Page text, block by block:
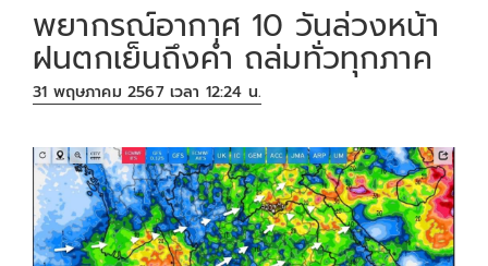
พยากรณ์อากาศ 10 วันล่วงหน้า
ฝนตกเย็นถึงค่ำ ถล่มทั่วทุกภาค
31 พฤษภาคม 2567 เวลา 12:24 น.